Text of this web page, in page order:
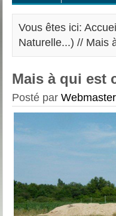
Vous êtes ici:
Naturelle...) // Mais
Mais à qui est
Posté par Webmaster